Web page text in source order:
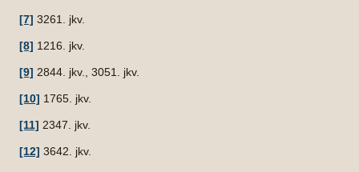
[7] 3261. jkv.
[8] 1216. jkv.
[9] 2844. jkv., 3051. jkv.
[10] 1765. jkv.
[11] 2347. jkv.
[12] 3642. jkv.